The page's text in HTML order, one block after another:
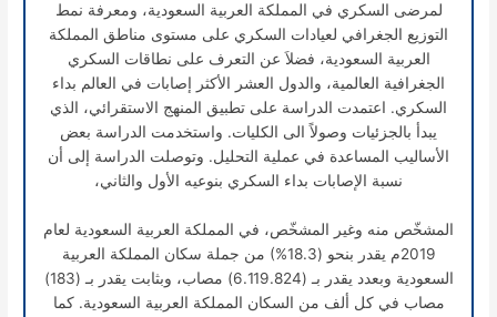
لمرضى السكري في المملكة العربية السعودية، ومعرفة نمط
التوزيع الجغرافي لعيادات السكري على مستوى مناطق المملكة
العربية السعودية، فضلاَ عن التعرف على نطاقات السكري
الجغرافية العالمية، والدول العشر الأكثر إصابات في العالم بداء
السكري. اعتمدت الدراسة على تطبيق المنهج الاستقرائي، الذي
يبدأ بالجزئيات وصولاً الى الكليات. واستخدمت الدراسة بعض
الأساليب المساعدة في عملية التحليل. وتوصلت الدراسة إلى أن
نسبة الإصابات بداء السكري بنوعيه الأول والثاني،
المشخّص منه وغير المشخّص، في المملكة العربية السعودية لعام
2019م يقدر بنحو (18.3%) من جملة سكان المملكة العربية
السعودية وبعدد يقدر بـ (6.119.824) مصاب، وبثابت يقدر بـ (183)
مصاب في كل ألف من السكان المملكة العربية السعودية. كما